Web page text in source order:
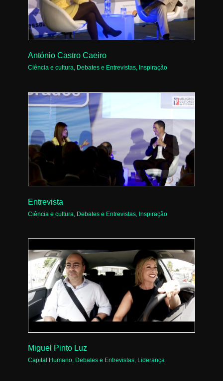
António Castro Caeiro
Ciência e cultura, Debates e Entrevistas, Inspiração
Entrevista
Ciência e cultura Debates e Entrevistas Inspiração
Miguel Pinto Luz
Capital Humano, Debates e Entrevistas, Liderança